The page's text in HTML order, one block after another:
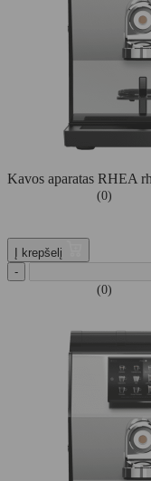
Kavos aparatas RHEA
(0)
Į krepšelį
-
(0)